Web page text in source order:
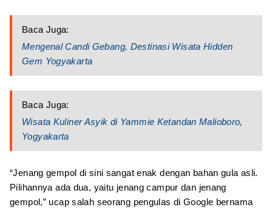
Baca Juga:
Mengenal Candi Gebang, Destinasi Wisata Hidden
Gem Yogyakarta
Baca Juga:
Wisata Kuliner Asyik di Yammie Ketandan Malioboro,
Yogyakarta
“Jenang gempol di sini sangat enak dengan bahan gula asli.
Pilihannya ada dua, yaitu jenang campur dan jenang
gempol,” ucap salah seorang pengulas di Google bernama